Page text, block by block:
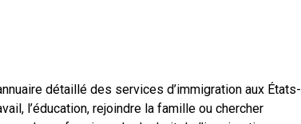
détaillé des services d’immigration aux États-
l’éducation, rejoindre la famille ou chercher